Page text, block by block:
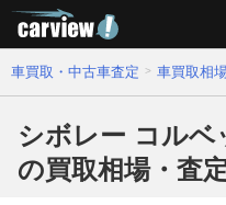
車買取・中古車査定 車買取相
シボレー コル
の買取相場・査